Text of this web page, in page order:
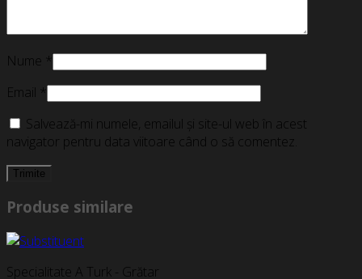
Nume *
Email *
Salvează-mi numele, emailul și site-ul web în acest
navigator pentru data viitoare când o să comentez.
Produse similare
Specialitate A Turk - Grătar